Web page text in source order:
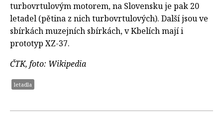
turbovrtulovým motorem, na Slovensku je pak 20
letadel (pětina z nich turbovrtulových). Další jsou ve
sbírkách muzejních sbírkách, v Kbelích mají i
prototyp XZ-37.
ČTK, foto: Wikipedia
letadla